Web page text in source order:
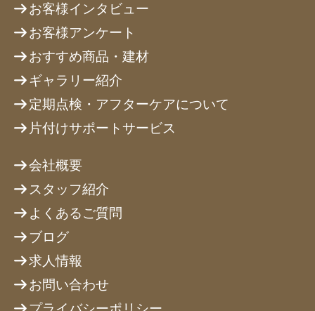
お客様インタビュー
お客様アンケート
おすすめ商品・建材
ギャラリー紹介
定期点検・アフターケアについて
片付けサポートサービス
会社概要
スタッフ紹介
よくあるご質問
ブログ
求人情報
お問い合わせ